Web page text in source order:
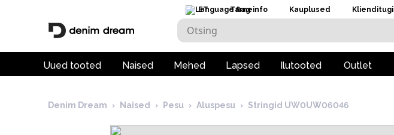
ET Tarneinfo Kauplused Klienditugi
Uued tooted Naised Mehed Lapsed Ilutooted Outlet
Denim Dream › Naised › Pesu › Aluspesu › Stringid UW0UW06046